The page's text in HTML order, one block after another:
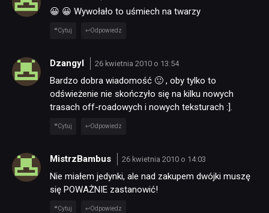
😀 😀 Wywołało to uśmiech na twarzy
Cytuj Odpowiedz
Dzangyl 26 kwietnia 2010 o 13:54
Bardzo dobra wiadomość 🙂 , oby tylko to
odświeżenie nie skończyło się na kilku nowych
trasach off-roadowych i nowych teksturach :].
Cytuj Odpowiedz
MistrzBambus 26 kwietnia 2010 o 14:03
Nie miałem jedynki, ale nad zakupem dwójki muszę
się POWAŻNIE zastanowić!
Cytuj Odpowiedz